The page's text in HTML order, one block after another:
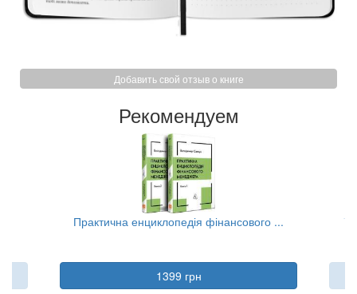
Добавить свой отзыв о книге
Рекомендуем
Практична енциклопедія фінансового ...
1399 грн